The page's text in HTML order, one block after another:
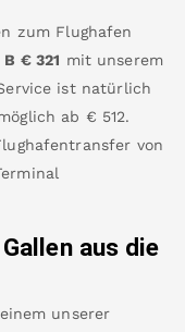
zum Flughafen
B € 321 mit unserem
ist natürlich
ab € 512.
von
aus die
unserer